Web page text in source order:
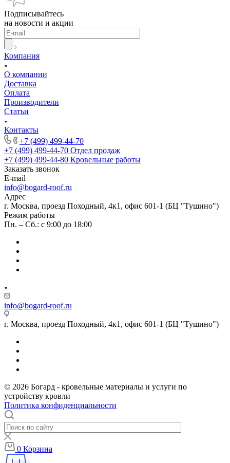
Подписывайтесь
на новости и акции
Компания
О компании
Доставка
Оплата
Производители
Статьи
Контакты
+7 (499) 499-44-70
+7 (499) 499-44-70 Отдел продаж
+7 (499) 499-44-80 Кровельные работы
Заказать звонок
E-mail
info@bogard-roof.ru
Адрес
г. Москва, проезд Походный, 4к1, офис 601-1 (БЦ "Тушино")
Режим работы
Пн. – Сб.: с 9:00 до 18:00
info@bogard-roof.ru
г. Москва, проезд Походный, 4к1, офис 601-1 (БЦ "Тушино")
© 2026 Богард - кровельные материалы и услуги по
устройству кровли
Политика конфиденциальности
0 Корзина